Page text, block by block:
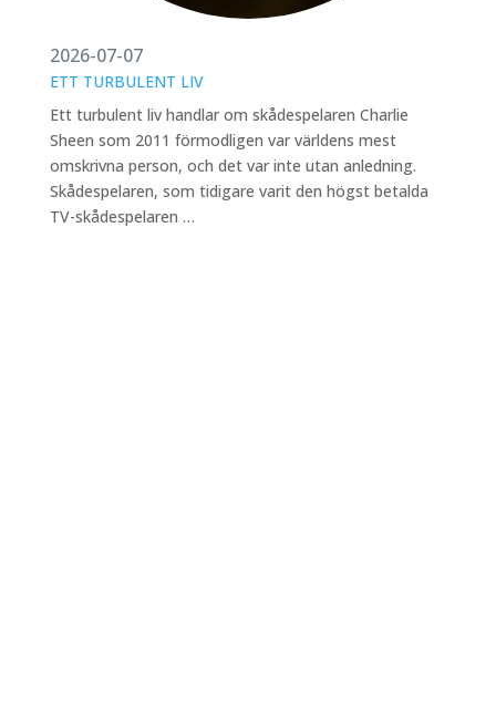
2026-07-07
ETT TURBULENT LIV
Ett turbulent liv handlar om skådespelaren Charlie
Sheen som 2011 förmodligen var världens mest
omskrivna person, och det var inte utan anledning.
Skådespelaren, som tidigare varit den högst betalda
TV-skådespelaren …